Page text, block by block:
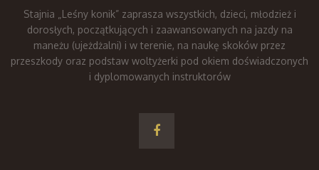
Stajnia „Leśny konik” zaprasza wszystkich, dzieci, młodzież i
dorosłych, początkujących i zaawansowanych na jazdy na
maneżu (ujeżdżalni) i w terenie, na naukę skoków przez
przeszkody oraz podstaw woltyżerki pod okiem doświadczonych
i dyplomowanych instruktorów